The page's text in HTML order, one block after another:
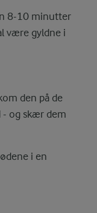
8-10 minutter
være gyldne i
den på de
- og skær dem
i en